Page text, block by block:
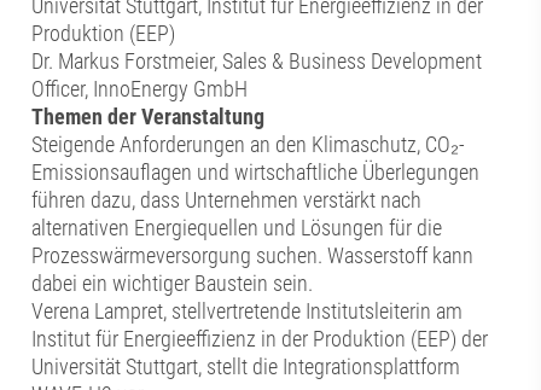
Universität Stuttgart, Institut für Energieeffizienz in der
Produktion (EEP)
Dr. Markus Forstmeier, Sales & Business Development
Officer, InnoEnergy GmbH
Themen der Veranstaltung
Steigende Anforderungen an den Klimaschutz, CO₂-
Emissionsauflagen und wirtschaftliche Überlegungen
führen dazu, dass Unternehmen verstärkt nach
alternativen Energiequellen und Lösungen für die
Prozesswärmeversorgung suchen. Wasserstoff kann
dabei ein wichtiger Baustein sein.
Verena Lampret, stellvertretende Institutsleiterin am
Institut für Energieeffizienz in der Produktion (EEP) der
Universität Stuttgart, stellt die Integrationsplattform